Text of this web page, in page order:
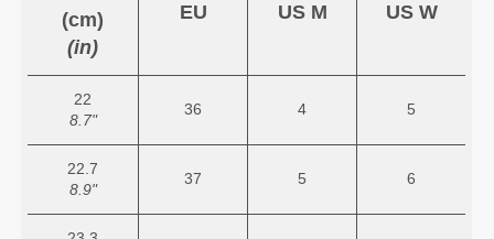
(cm)
(in)
EU US M US W
22
8.7"
36 4 5
22.7
8.9"
37 5 6